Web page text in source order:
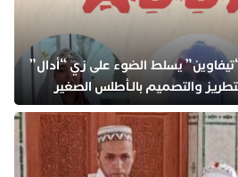
فستيفال “تيفاوين” يسلط الضوء على زي “أدال”
والتصميم بالـأطلس الصغير